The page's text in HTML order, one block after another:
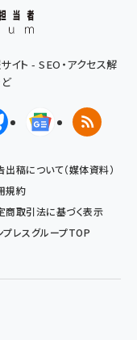
イト - SEO・アクセス解
)
BlueskyGoogleニュ
RSS
出稿について（媒体資料）
規約
商取引法に基づく表示
プレスグループTOP